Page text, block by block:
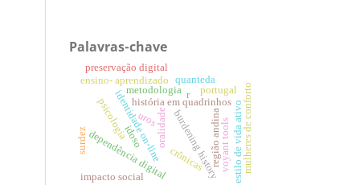
Palavras-chave
idoso
identidade on-line
história em quadrinhos
burdening history
metodologia
oralidade
dependência digital estilo de vida ativo
impacto social
psicologia
ensino- aprendizado
uros
crônicas mulheres de conforto
surdez região andina
r portugal
preservação digital
voyant tools
quanteda